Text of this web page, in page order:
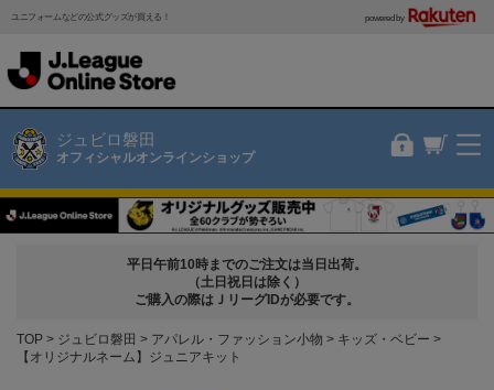
ユニフォームなどの公式グッズが買える！ powered by
ジュビロ磐田
オフィシャルオンラインショップ
平日午前10時までのご注文は当日出荷。
（土日祝日は除く）
ご購入の際はＪリーグIDが必要です。
TOP ジュビロ磐田 アパレル・ファッション小物
キッズ・ベビー
【オリジナルネーム】ジュニアキット